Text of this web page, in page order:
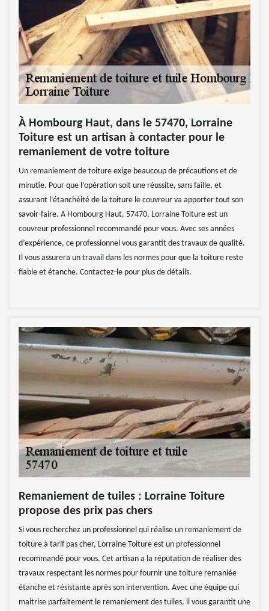
À Hombourg Haut, dans le 57470, Lorraine
Toiture est un artisan à contacter pour le
remaniement de votre toiture
Un remaniement de toiture exige beaucoup de précautions et de
minutie. Pour que l’opération soit une réussite, sans faille, et
assurant l’étanchéité de la toiture le couvreur va apporter tout son
savoir-faire. A Hombourg Haut, 57470, Lorraine Toiture est un
couvreur professionnel recommandé pour vous. Avec ses années
d’expérience, ce professionnel vous garantit des travaux de qualité.
Il vous assurera un travail dans les normes pour que la toiture reste
fiable et étanche. Contactez-le pour plus de détails.
Remaniement de tuiles : Lorraine Toiture
propose des prix pas chers
Si vous recherchez un professionnel qui réalise un remaniement de
toiture à tarif pas cher, Lorraine Toiture est un professionnel
recommandé pour vous. Cet artisan a la réputation de réaliser des
travaux respectant les normes pour fournir une toiture remaniée
étanche et résistante après son intervention. Avec une équipe qui
maitrise parfaitement le remaniement des tuiles, il vous garantit une